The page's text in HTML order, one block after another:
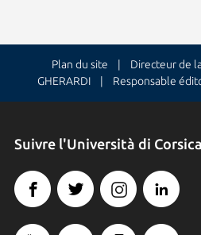
Plan du site | Directeur de la
GHERARDI | Responsable
Suivre l'Università di Corsica